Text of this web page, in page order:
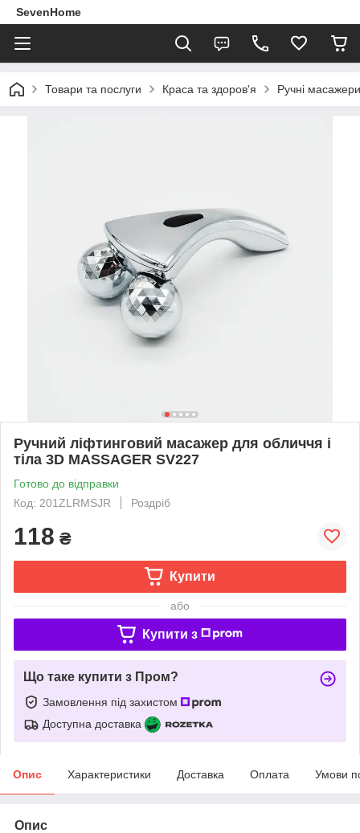
SevenHome
Товари та послуги Краса та здоров'я Ручні масажери
Ручний ліфтинговий масажер для обличчя і
тіла 3D MASSAGER SV227
Готово до відправки
Код: 201ZLRMSJR
Роздріб
118 ₴
Купити
або
Купити з
Що таке купити з Пром?
Замовлення під захистом
Доступна доставка
Опис Характеристики Доставка Оплата Умови
Опис